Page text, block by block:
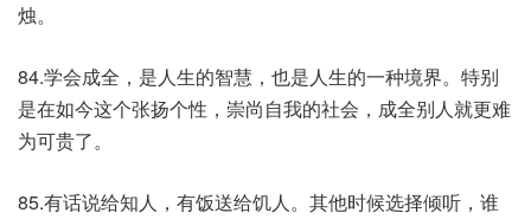
烛。
84.学会成全，是人生的智慧，也是人生的一种境界。特别
是在如今这个张扬个性，崇尚自我的社会，成全别人就更难
为可贵了。
85.有话说给知人，有饭送给饥人。其他时候选择倾听，谁